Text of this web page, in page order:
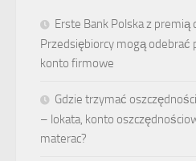
Erste Bank Polska z premią
Przedsiębiorcy mogą odebrać
konto firmowe
Gdzie trzymać
– lokata, konto
materac?